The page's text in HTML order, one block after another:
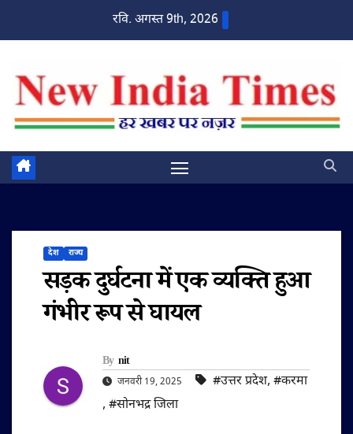
रवि. अगस्त 9th, 2026
देश राज्य
सड़क दुर्घटना में एक व्यक्ति हुआ
गंभीर रूप से घायल
By nit
जनवरी 19, 2025 #उत्तर प्रदेश, #करमा
, #सोनभद्र जिला